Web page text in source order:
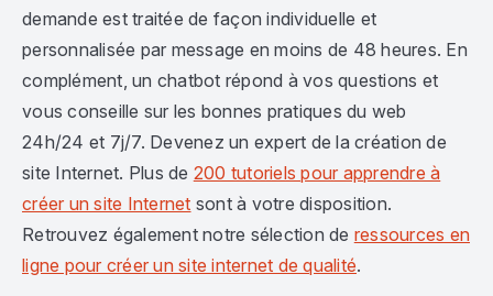
demande est traitée de façon individuelle et
personnalisée par message en moins de 48 heures. En
complément, un chatbot répond à vos questions et
vous conseille sur les bonnes pratiques du web
24h/24 et 7j/7. Devenez un expert de la création de
site Internet. Plus de 200 tutoriels pour apprendre à
créer un site Internet sont à votre disposition.
Retrouvez également notre sélection de ressources en
ligne pour créer un site internet de qualité.